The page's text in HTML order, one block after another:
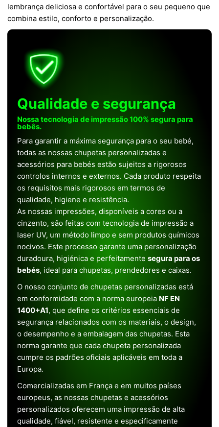
lembrança deliciosa e confortável para o seu pequeno que
combina estilo, conforto e personalização.
Qualidade e segurança
Nossa tecnologia de impressão 100% segura para
bebês.
Para garantir a máxima segurança para o seu bebé,
todas as nossas chupetas personalizadas e
acessórios para bebés estão sujeitos a rigorosos
controlos internos e externos. Cada produto respeita
os requisitos mais rigorosos em termos de
qualidade, higiene e resistência.
As nossas impressões, disponíveis a cores ou a
cinzento, são feitas com tecnologia de impressão a
laser UV, um método limpo e sem produtos químicos
nocivos. Este processo garante uma personalização
duradoura, higiénica e perfeitamente segura para os
bebés, ideal para chupetas, prendedores e caixas.
O nosso conjunto de chupetas personalizadas está
em conformidade com a norma europeia NF EN
1400+A1, que define os critérios essenciais de
segurança relacionados com os materiais, o design,
o desempenho e a embalagem das chupetas. Esta
norma garante que cada chupeta personalizada
cumpre os padrões oficiais aplicáveis em toda a
Europa.
Comercializadas em França e em muitos países
europeus, as nossas chupetas e acessórios
personalizados oferecem uma impressão de alta
qualidade, fiável, resistente e especificamente